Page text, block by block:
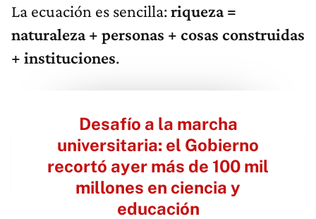
La ecuación es sencilla:riqueza =
naturaleza + personas + cosas construidas
+ instituciones.
Desafío a la marcha
universitaria: el Gobierno
recortó ayer más de 100 mil
millones en ciencia y
educación